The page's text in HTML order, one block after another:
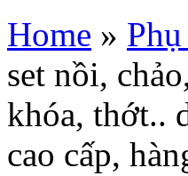
Home »
set nồi,
khóa, thớt..
cao cấp,